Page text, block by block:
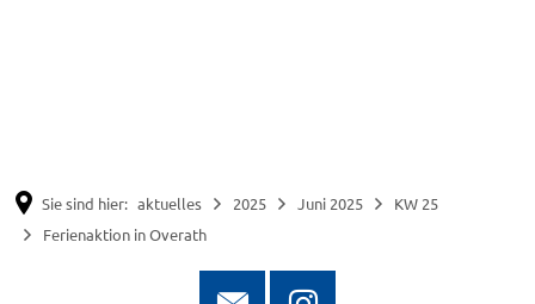
Sie sind hier: aktuelles 2025 Juni 2025
KW 25
Ferienaktion in Overath